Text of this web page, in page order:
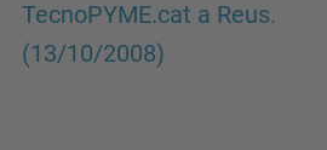
TecnoPYME.cat a Reus.
(13/10/2008)